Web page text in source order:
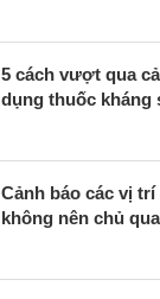
5 cách vượt qua
dụng thuốc kháng
Cảnh báo các vị
không nên chủ